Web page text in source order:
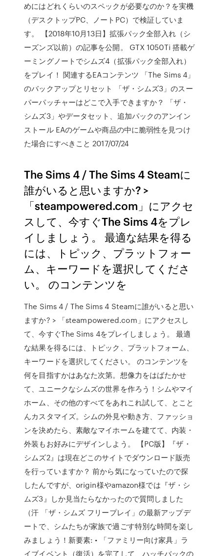
めにはどれくらいのスペックが必要なのか？を実機
（デスクトップPC、ノートPC）で検証していま
す。 【2018年10月13日】拡張パック全部入れ（シ
ーズンズ以前）の記事を公開。 GTX 1050Ti 搭載ゲ
ーミングノートでシムズ4（拡張パック全部入れ）
をプレイ！ 関連するEAコンテンツ 「The Sims 4」
のバックアップとリセット 「ザ・シムズ3」のスー
パーパッチャーはどこで入手できますか？ 「ザ・
シムズ3」やデータセット、追加パックのアンイン
ストール EAのゲームや商品の中に脆弱性を見つけ
た場合にすべきこと 2017/07/24
The Sims 4 / The Sims 4 Steamに
誰がいると思いますか? >
「steampowered.com」にアクセ
スして、今すぐThe Sims 4をプレ
イしましょう。 最適な結果を得る
には、トピック、プラットフォー
ム、キーワードを選択してくださ
い。 のコンテンツを
The Sims 4 / The Sims 4 Steamに誰がいると思い
ますか? > 「steampowered.com」にアクセスし
て、今すぐThe Sims 4をプレイしましょう。 最適
な結果を得るには、トピック、プラットフォーム、
キーワードを選択してください。 のコンテンツを
何を目指すかはあなた次第。想像力をはばたかせ
て、ユニークなシムズの世界を作ろう！シムやマイ
ホーム、その他のすべてをあれこれ試して、とこと
んカスタマイズ。シムの外見や動き方、ファッショ
ンを決めたら、素敵なマイホームを建てて、内装・
外装もお好みにデザインしよう。 【PC版】『ザ・
シムズ2』は現在どこのサイトでダウンロード販売
を行っていますか？ 前から気になっていたので探
したんですが、origin様やamazon様では『ザ・シ
ムズ3』しか見当たらなかったので質問しました
（汗 「ザ・シムズ フリープレイ」の最新アップデ
ートで、シムたちが家族で過ごす特別な時間を楽し
みましょう！新要素: • 「ファミリー向け家具」ラ
イブイベント（復活）を完了して、ハッチバックの